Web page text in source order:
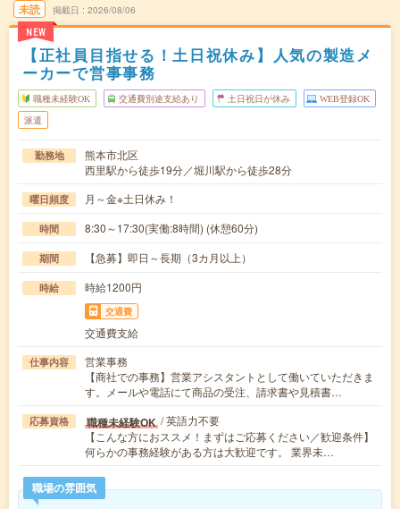
未読
NEW
掲載日 2026/08/06
【正社員目指せる！土日祝休み】人気の製造メ
ーカーで営事事務
職種未経験OK 交通費別途支給あり 土日祝日が休み WEB登録OK
派遣
勤務地
熊本市北区
西里駅から徒歩19分／堀川駅から徒歩28分
曜日頻度 月～金※土日休み！
時間 8:30～17:30(実働:8時間) (休憩60分)
期間 【急募】即日～長期（3カ月以上）
時給 時給1200円
交通費
交通費支給
仕事内容
営業事務
【商社での事務】営業アシスタントとして働いていただきま
す。メールや電話にて商品の受注、請求書や見積書…
応募資格 職種未経験OK / 英語力不要
【こんな方におススメ！まずはご応募ください／歓迎条件】
何らかの事務経験がある方は大歓迎です。 業界未…
職場の雰囲気